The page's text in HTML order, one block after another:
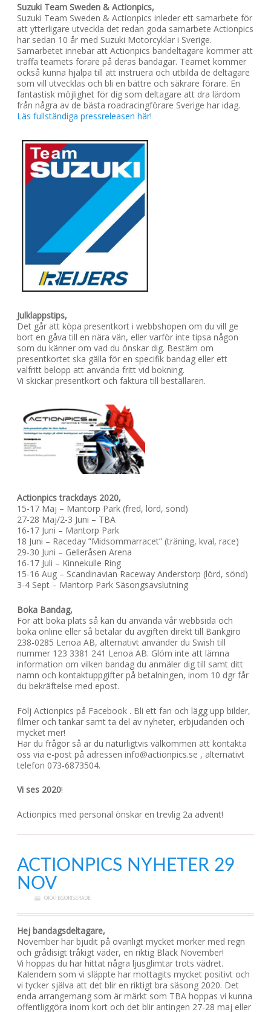
Suzuki Team Sweden & Actionpics,
Suzuki Team Sweden & Actionpics inleder ett samarbete för
att ytterligare utveckla det redan goda samarbete Actionpics
har sedan 10 år med Suzuki Motorcyklar i Sverige.
Samarbetet innebär att Actionpics bandeltagare kommer att
träffa teamets förare på deras bandagar. Teamet kommer
också kunna hjälpa till att instruera och utbilda de deltagare
som vill utvecklas och bli en bättre och säkrare förare. En
fantastisk möjlighet för dig som deltagare att dra lärdom
från några av de bästa roadracingförare Sverige har idag.
Läs fullständiga pressreleasen här!
Julklappstips,
Det går att köpa presentkort i webbshopen om du vill ge
bort en gåva till en nära vän, eller varför inte tipsa någon
som du känner om vad du önskar dig. Bestäm om
presentkortet ska gälla för en specifik bandag eller ett
valfritt belopp att använda fritt vid bokning.
Vi skickar presentkort och faktura till beställaren.
Actionpics trackdays 2020,
15-17 Maj – Mantorp Park (fred, lörd, sönd)
27-28 Maj/2-3 Juni – TBA
16-17 Juni – Mantorp Park
18 Juni – Raceday ”Midsommarracet” (träning, kval, race)
29-30 Juni – Gelleråsen Arena
16-17 Juli – Kinnekulle Ring
15-16 Aug – Scandinavian Raceway Anderstorp (lörd, sönd)
3-4 Sept – Mantorp Park Säsongsavslutning
Boka Bandag,
För att boka plats så kan du använda vår webbsida och
boka online eller så betalar du avgiften direkt till Bankgiro
238-0285 Lenoa AB, alternativt använder du Swish till
nummer 123 3381 241 Lenoa AB. Glöm inte att lämna
information om vilken bandag du anmäler dig till samt ditt
namn och kontaktuppgifter på betalningen, inom 10 dgr får
du bekräftelse med epost.
Följ Actionpics på Facebook . Bli ett fan och lägg upp bilder,
filmer och tankar samt ta del av nyheter, erbjudanden och
mycket mer!
Har du frågor så är du naturligtvis välkommen att kontakta
oss via e-post på adressen info@actionpics.se , alternativt
telefon 073-6873504.
Vi ses 2020!
Actionpics med personal önskar en trevlig 2a advent!
ACTIONPICS NYHETER 29
NOV
OKATEGORISERADE
Hej bandagsdeltagare,
November har bjudit på ovanligt mycket mörker med regn
och grådisigt tråkigt väder, en riktig Black November!
Vi hoppas du har hittat några ljusglimtar trots vädret.
Kalendern som vi släppte har mottagits mycket positivt och
vi tycker själva att det blir en riktigt bra säsong 2020. Det
enda arrangemang som är märkt som TBA hoppas vi kunna
offentliggöra inom kort och det blir antingen 27-28 maj eller